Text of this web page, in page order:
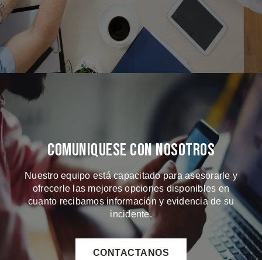
Comuniquese Con Nosotros
Nuestro equipo está capacitado para asesorarle y
ofrecerle las mejores opciones disponibles en
cuanto recibamos información y evidencia de su
incidente.
CONTACTANOS